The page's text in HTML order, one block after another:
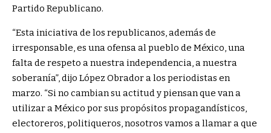
Partido Republicano.
“Esta iniciativa de los republicanos, además de
irresponsable, es una ofensa al pueblo de México, una
falta de respeto a nuestra independencia, a nuestra
soberanía”, dijo López Obrador a los periodistas en
marzo. “Si no cambian su actitud y piensan que van a
utilizar a México por sus propósitos propagandísticos,
electoreros, politiqueros, nosotros vamos a llamar a que